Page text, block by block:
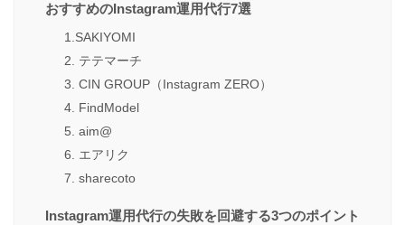
おすすめのInstagram運用代行7選
1.SAKIYOMI
2. テテマーチ
3. CIN GROUP（Instagram ZERO）
4. FindModel
5. aim@
6. エアリク
7. sharecoto
Instagram運用代行の失敗を回避する3つのポイント